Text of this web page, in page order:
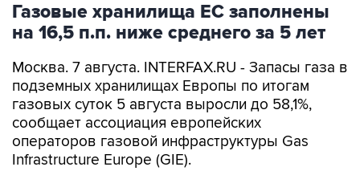
Газовые хранилища ЕС заполнены
на 16,5 п.п. ниже среднего за 5 лет
Москва. 7 августа. INTERFAX.RU - Запасы газа в
подземных хранилищах Европы по итогам
газовых суток 5 августа выросли до 58,1%,
сообщает ассоциация европейских
операторов газовой инфраструктуры Gas
Infrastructure Europe (GIE).